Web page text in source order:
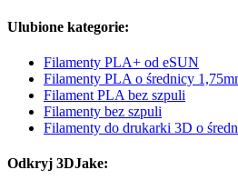
Ulubione kategorie:
Filamenty PLA+ od eSUN
Filamenty PLA o średnicy
Filament PLA bez szpuli
Filamenty bez szpuli
Filamenty do drukarki 3D o
Odkryj 3DJake: